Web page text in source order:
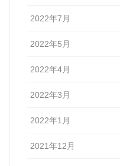
2022年7月
2022年5月
2022年4月
2022年3月
2022年1月
2021年12月